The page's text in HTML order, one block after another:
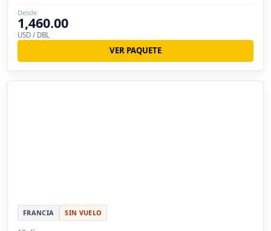
Desde
1,460.00
USD / DBL
VER PAQUETE
FRANCIA SIN VUELO